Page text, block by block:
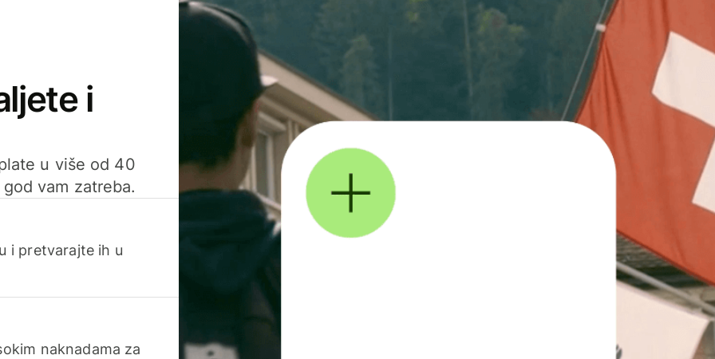
i
u više od 40
vam zatreba.
i pretvarajte ih u
naknadama za